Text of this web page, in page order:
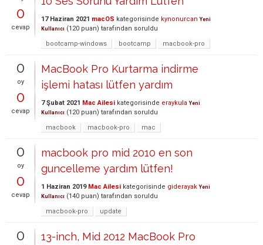
0
cevap
17 Haziran 2021 macOS kategorisinde kynonurcan Yeni
Kullanıcı (120 puan) tarafından soruldu
bootcamp-windows
bootcamp macbook-pro
0
oy
0
cevap
MacBook Pro Kurtarma indirme
işlemi hatası lütfen yardım
7 Şubat 2021 Mac Ailesi kategorisinde eraykula Yeni
Kullanıcı (120 puan) tarafından soruldu
macbook
macbook-pro mac
0
oy
0
cevap
macbook pro mid 2010 en son
guncelleme yardım lütfen!
1 Haziran 2019 Mac Ailesi kategorisinde giderayak Yeni
Kullanıcı (140 puan) tarafından soruldu
macbook-pro
update
0
13-inch, Mid 2012 MacBook Pro